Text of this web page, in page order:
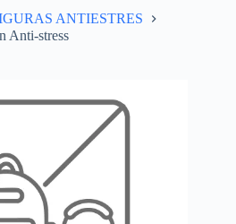
ANTIESTRES
Anti-stress